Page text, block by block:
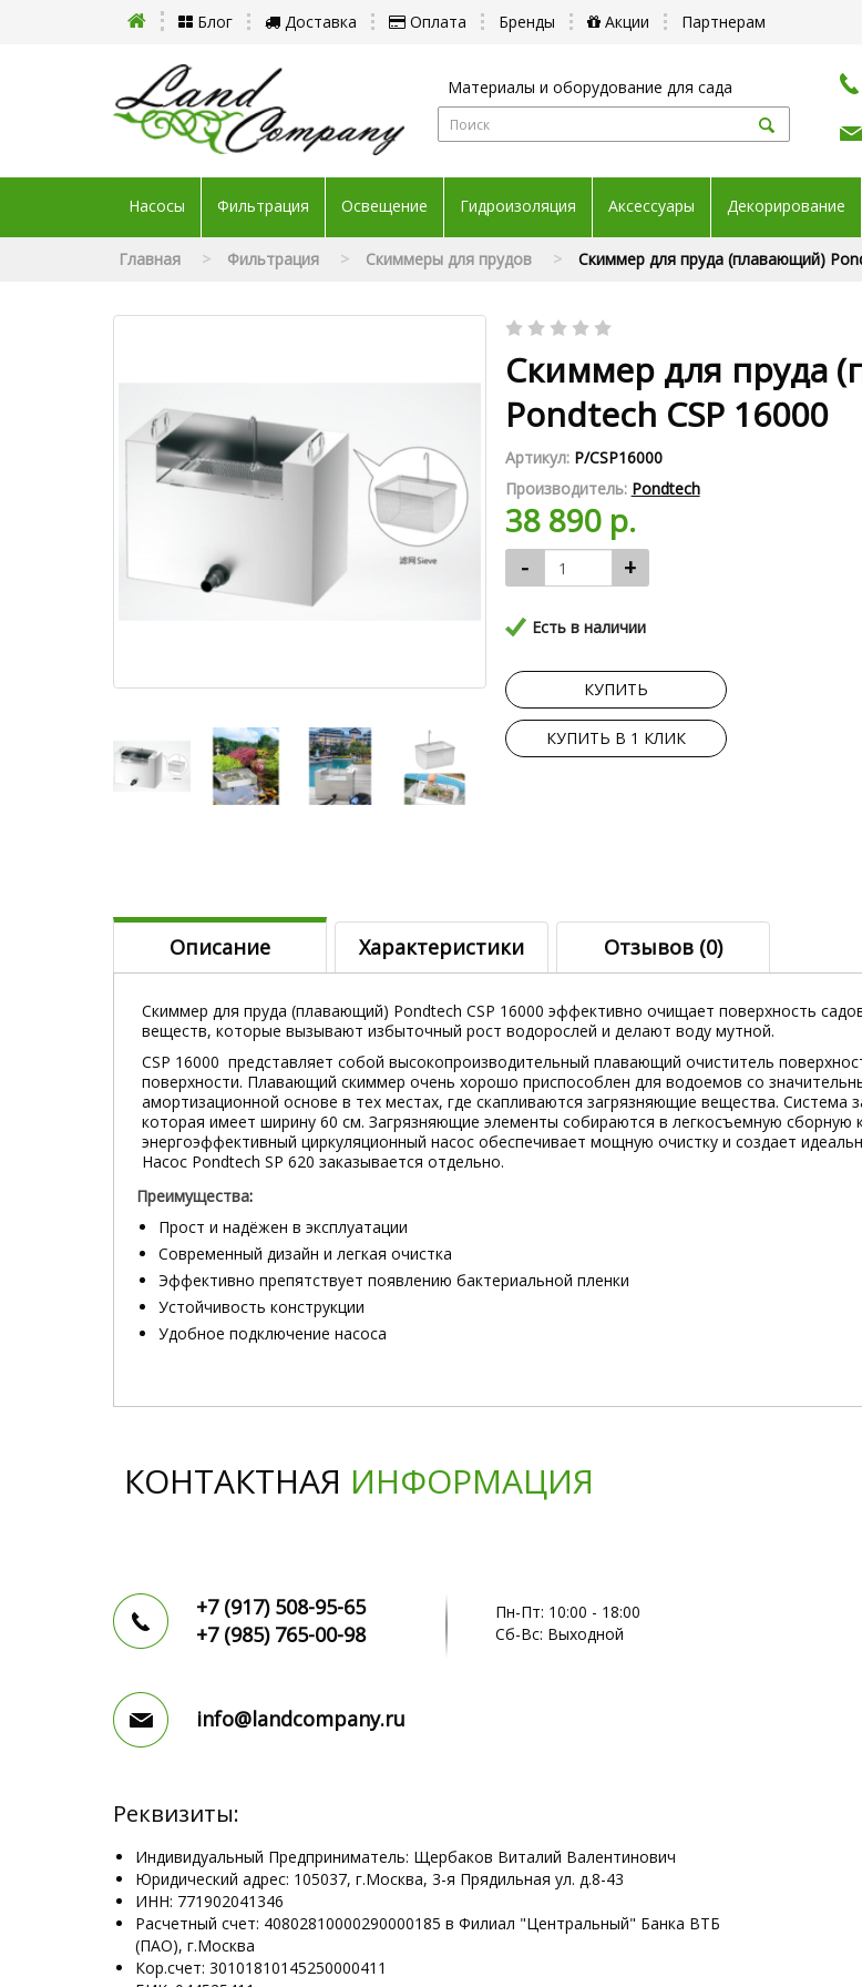
Блог Доставка Оплата Бренды Акции Партнерам
Материалы и оборудование для сада
Насосы Фильтрация Освещение Гидроизоляция Аксессуары Декорирование
Главная Фильтрация Скиммеры для прудов Скиммер для пруда (плавающий)
Скиммер для пруда
Pondtech CSP 16000
Артикул: P/CSP16000
Производитель: Pondtech
38 890 р.
- +
Есть в наличии
КУПИТЬ
КУПИТЬ В 1 КЛИК
Описание Характеристики Отзывов (0)
Скиммер для пруда (плавающий) Pondtech CSP 16000 эффективно очищает поверхность
веществ, которые вызывают избыточный рост водорослей и делают воду мутной.
CSP 16000 представляет собой высокопроизводительный плавающий очиститель
поверхности. Плавающий скиммер очень хорошо приспособлен для водоемов со
амортизационной основе в тех местах, где скапливаются загрязняющие вещества. Система
которая имеет ширину 60 см. Загрязняющие элементы собираются в легкосъемную сборную
энергоэффективный циркуляционный насос обеспечивает мощную очистку и создает
Насос Pondtech SP 620 заказывается отдельно.
Преимущества:
Прост и надёжен в эксплуатации
Современный дизайн и легкая очистка
Эффективно препятствует появлению бактериальной пленки
Устойчивость конструкции
Удобное подключение насоса
КОНТАКТНАЯ ИНФОРМАЦИЯ
+7 (917) 508-95-65
+7 (985) 765-00-98
Пн-Пт: 10:00 - 18:00
Сб-Вс: Выходной
info@landcompany.ru
Реквизиты:
Индивидуальный Предприниматель: Щербаков Виталий Валентинович
Юридический адрес: 105037, г.Москва, 3-я Прядильная ул. д.8-43
ИНН: 771902041346
Расчетный счет: 40802810000290000185 в Филиал "Центральный" Банка ВТБ
(ПАО), г.Москва
Кор.счет: 30101810145250000411